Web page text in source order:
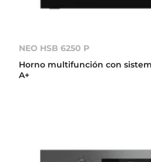
NEO HSB 6250 P
Horno multifunción con
A+